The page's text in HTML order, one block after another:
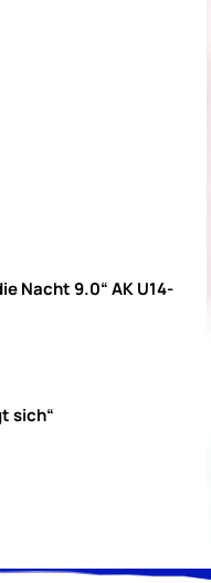
Nacht 9.0“ AK U14-
sich“